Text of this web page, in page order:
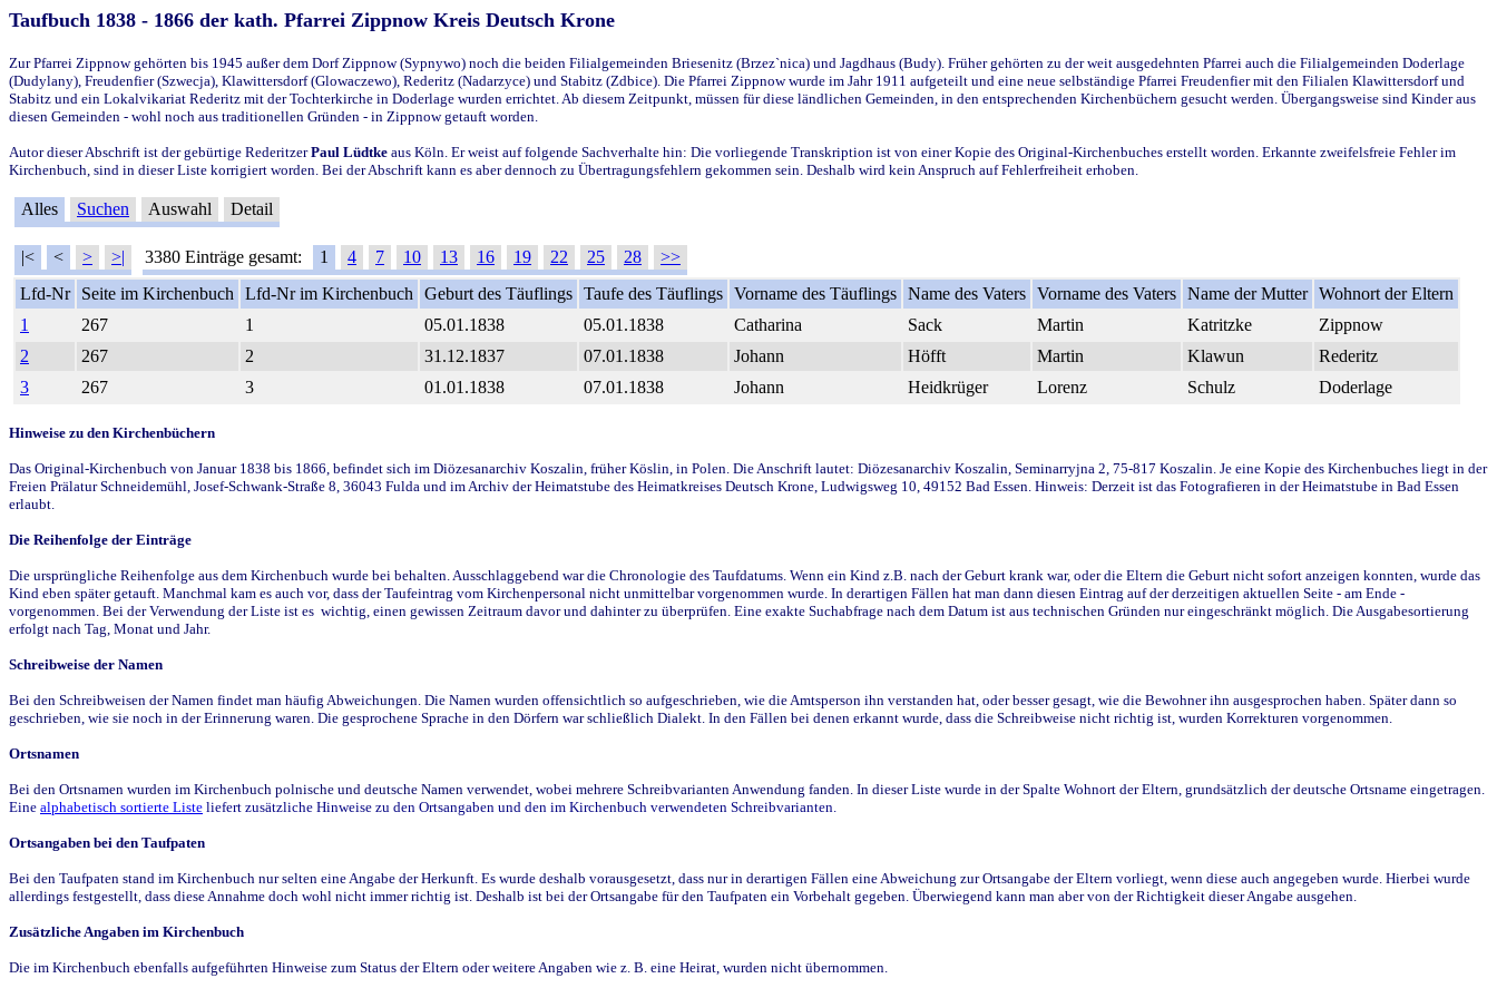
Taufbuch 1838 - 1866 der kath. Pfarrei Zippnow Kreis Deutsch Krone
Zur Pfarrei Zippnow gehörten bis 1945 außer dem Dorf Zippnow (Sypnywo) noch die beiden Filialgemeinden Briesenitz (Brzez`nica) und Jagdhaus (Budy). Früher gehörten zu der weit ausgedehnten Pfarrei auch die Filialgemeinden Doderlage
(Dudylany), Freudenfier (Szwecja), Klawittersdorf (Glowaczewo), Rederitz (Nadarzyce) und Stabitz (Zdbice). Die Pfarrei Zippnow wurde im Jahr 1911 aufgeteilt und eine neue selbständige Pfarrei Freudenfier mit den Filialen Klawittersdorf und
Stabitz und ein Lokalvikariat Rederitz mit der Tochterkirche in Doderlage wurden errichtet. Ab diesem Zeitpunkt, müssen für diese ländlichen Gemeinden, in den entsprechenden Kirchenbüchern gesucht werden. Übergangsweise sind Kinder aus
diesen Gemeinden - wohl noch aus traditionellen Gründen - in Zippnow getauft worden.
Autor dieser Abschrift ist der gebürtige RederitzerPaul Lüdtke aus Köln. Er weist auf folgende Sachverhalte hin: Die vorliegende Transkription ist von einer Kopie des Original-Kirchenbuches erstellt worden. Erkannte zweifelsfreie Fehler im
Kirchenbuch, sind in dieser Liste korrigiert worden. Bei der Abschrift kann es aber dennoch zu Übertragungsfehlern gekommen sein. Deshalb wird kein Anspruch auf Fehlerfreiheit erhoben.
Alles Suchen Auswahl Detail
|< < > >| 3380 Einträge gesamt: 1 4 7 10 13 16 19 22 25 28
>>
Lfd-Nr
Seite im Kirchenbuch Lfd-Nr im Kirchenbuch Geburt des Täuflings Taufe des Täuflings Vorname des Täuflings Name des Vaters Vorname des Vaters Name der Mutter Wohnort der Eltern
1
267 1 05.01.1838 05.01.1838 Catharina Sack Martin Katritzke
Zippnow
2
267 2 31.12.1837 07.01.1838 Johann Höfft Martin Klawun
Rederitz
3
267 3 01.01.1838 07.01.1838 Johann Heidkrüger Lorenz Schulz Doderlage
Hinweise zu den Kirchenbüchern
Das Original-Kirchenbuch von Januar 1838 bis 1866, befindet sich im Diözesanarchiv Koszalin, früher Köslin, in Polen. Die Anschrift lautet: Diözesanarchiv Koszalin, Seminarryjna 2, 75-817 Koszalin. Je eine Kopie des Kirchenbuches liegt in der
Freien Prälatur Schneidemühl, Josef-Schwank-Straße 8, 36043 Fulda und im Archiv der Heimatstube des Heimatkreises Deutsch Krone, Ludwigsweg 10, 49152 Bad Essen. Hinweis: Derzeit ist das Fotografieren in der Heimatstube in Bad Essen
erlaubt.
Die Reihenfolge der Einträge
Die ursprüngliche Reihenfolge aus dem Kirchenbuch wurde bei behalten. Ausschlaggebend war die Chronologie des Taufdatums. Wenn ein Kind z.B. nach der Geburt krank war, oder die Eltern die Geburt nicht sofort anzeigen konnten, wurde das
Kind eben später getauft. Manchmal kam es auch vor, dass der Taufeintrag vom Kirchenpersonal nicht unmittelbar vorgenommen wurde. In derartigen Fällen hat man dann diesen Eintrag auf der derzeitigen aktuellen Seite - am Ende -
vorgenommen. Bei der Verwendung der Liste ist es wichtig, einen gewissen Zeitraum davor und dahinter zu überprüfen. Eine exakte Suchabfrage nach dem Datum ist aus technischen Gründen nur eingeschränkt möglich. Die Ausgabesortierung
erfolgt nach Tag, Monat und Jahr.
Schreibweise der Namen
Bei den Schreibweisen der Namen findet man häufig Abweichungen. Die Namen wurden offensichtlich so aufgeschrieben, wie die Amtsperson ihn verstanden hat, oder besser gesagt, wie die Bewohner ihn ausgesprochen haben. Später dann so
geschrieben, wie sie noch in der Erinnerung waren. Die gesprochene Sprache in den Dörfern war schließlich Dialekt. In den Fällen bei denen erkannt wurde, dass die Schreibweise nicht richtig ist, wurden Korrekturen vorgenommen.
Ortsnamen
Bei den Ortsnamen wurden im Kirchenbuch polnische und deutsche Namen verwendet, wobei mehrere Schreibvarianten Anwendung fanden. In dieser Liste wurde in der Spalte Wohnort der Eltern, grundsätzlich der deutsche Ortsname eingetragen.
Eine alphabetisch sortierte Liste liefert zusätzliche Hinweise zu den Ortsangaben und den im Kirchenbuch verwendeten Schreibvarianten.
Ortsangaben bei den Taufpaten
Bei den Taufpaten stand im Kirchenbuch nur selten eine Angabe der Herkunft. Es wurde deshalb vorausgesetzt, dass nur in derartigen Fällen eine Abweichung zur Ortsangabe der Eltern vorliegt, wenn diese auch angegeben wurde. Hierbei wurde
allerdings festgestellt, dass diese Annahme doch wohl nicht immer richtig ist. Deshalb ist bei der Ortsangabe für den Taufpaten ein Vorbehalt gegeben. Überwiegend kann man aber von der Richtigkeit dieser Angabe ausgehen.
Zusätzliche Angaben im Kirchenbuch
Die im Kirchenbuch ebenfalls aufgeführten Hinweise zum Status der Eltern oder weitere Angaben wie z. B. eine Heirat, wurden nicht übernommen.